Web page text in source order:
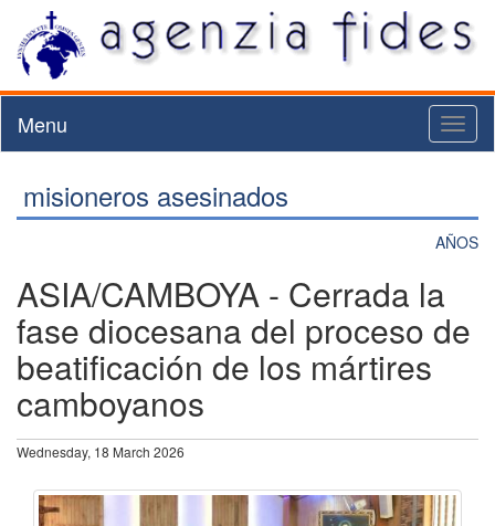
Menu
misioneros asesinados
AÑOS
ASIA/CAMBOYA - Cerrada la
fase diocesana del proceso de
beatificación de los mártires
camboyanos
Wednesday, 18 March 2026